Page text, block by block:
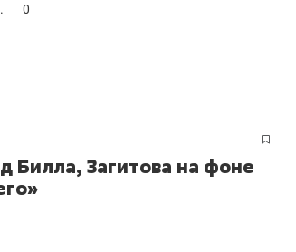
0
Билла, Загитова на фоне